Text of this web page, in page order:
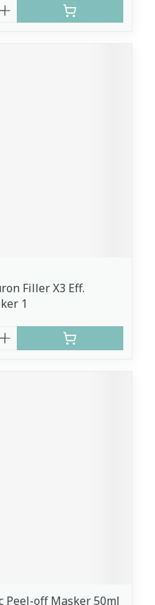
Filler X3 Eff.
1
Peel-off Masker 50ml